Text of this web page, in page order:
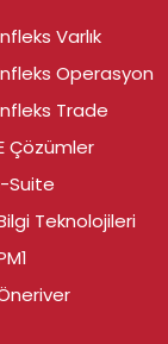
Varlık
Operasyon
Trade
Çözümler
Suite
Teknolojileri